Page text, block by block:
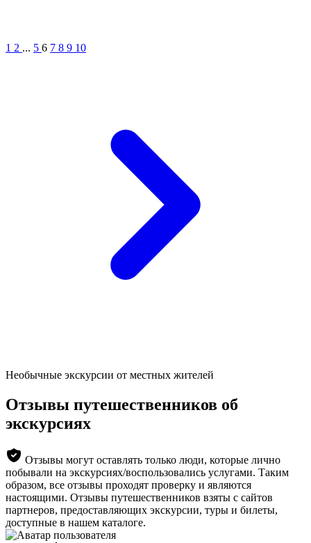
1 2 ... 5 6 7 8 9 10
Необычные экскурсии от местных жителей
Отзывы путешественников об
экскурсиях
Отзывы могут оставлять только люди, которые лично
побывали на экскурсиях/воспользовались услугами. Таким
образом, все отзывы проходят проверку и являются
настоящими. Отзывы путешественников взяты с сайтов
партнеров, предоставляющих экскурсии, туры и билеты,
доступные в нашем каталоге.